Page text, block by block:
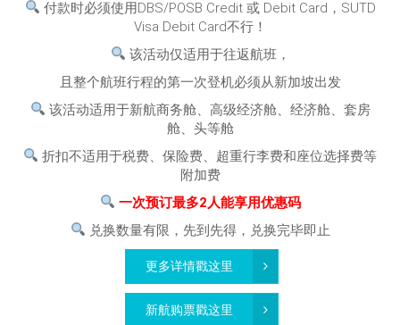
付款时必须使用DBS/POSB Credit 或 Debit Card，SUTD
Visa Debit Card不行！
该活动仅适用于往返航班，
且整个航班行程的第一次登机必须从新加坡出发
该活动适用于新航商务舱、高级经济舱、经济舱、套房
舱、头等舱
折扣不适用于税费、保险费、超重行李费和座位选择费等
附加费
一次预订最多2人能享用优惠码
兑换数量有限，先到先得，兑换完毕即止
更多详情戳这里
新航购票戳这里